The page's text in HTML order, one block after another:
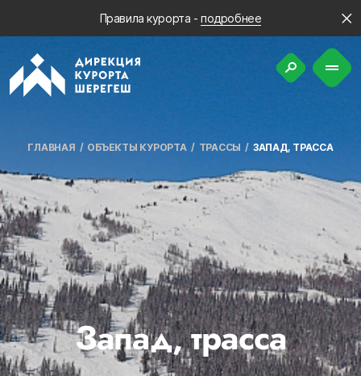
Правила курорта -подробнее
ГЛАВНАЯ ОБЪЕКТЫ КУРОРТА ТРАССЫ ЗАПАД, ТРАССА
Запад, трасса